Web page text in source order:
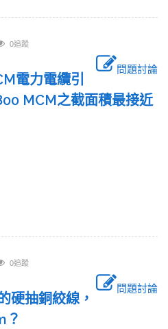
0追蹤
問題討論
電力電纜引
MCM之截面積最接近
0追蹤
問題討論
硬抽銅絞線，
？